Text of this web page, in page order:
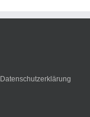
Datenschutzerklärung